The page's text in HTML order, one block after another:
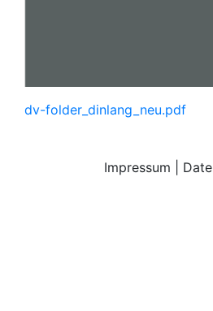
dv-folder_dinlang_neu.pdf
Impressum